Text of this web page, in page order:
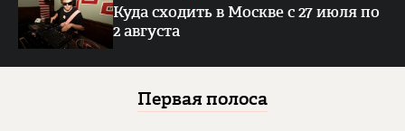
Куда сходить в Москве с 27 июля по
2 августа
Первая полоса